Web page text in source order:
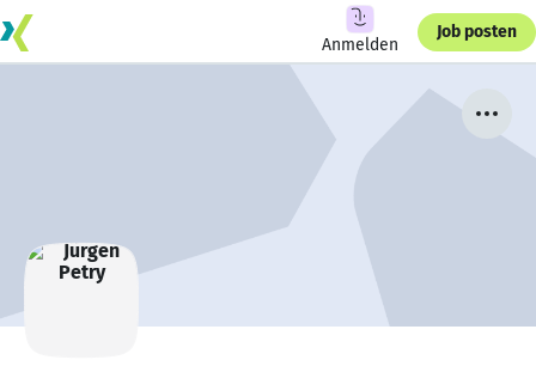
Anmelden
Job posten